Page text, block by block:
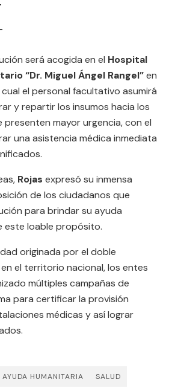
será acogida en el Hospital
“Dr. Miguel Ángel Rangel”en
cual el personal facultativo asumirá
y repartir los insumos hacia los
mayor urgencia, con el
una asistencia médica inmediata
Rojas expresó su inmensa
de los ciudadanos que
para brindar su ayuda
este loable propósito.
originada por el doble
el territorio nacional, los entes
múltiples campañas de
para certificar la provisión
médicas y así lograr
AYUDA HUMANITARIA SALUD